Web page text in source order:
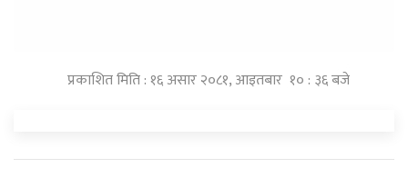
प्रकाशित मिति : १६ असार २०८१, आइतबार १० : ३६ बजे